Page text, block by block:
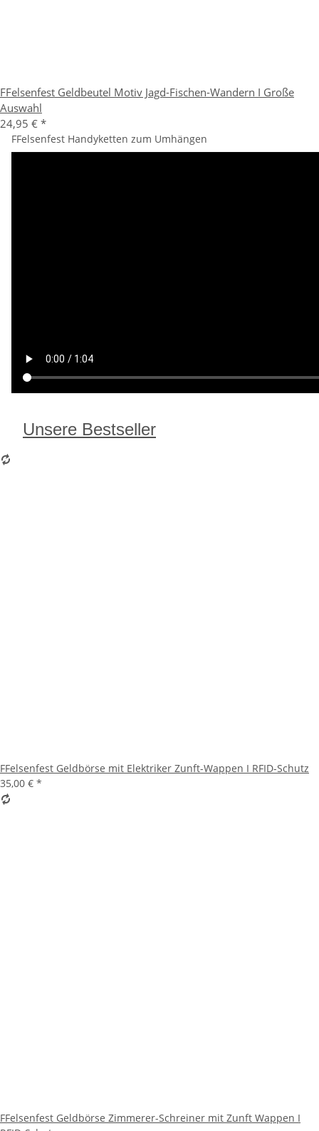
FFelsenfest Geldbeutel Motiv Jagd-Fischen-Wandern I Große
Auswahl
24,95 € *
FFelsenfest Handyketten zum Umhängen
Unsere Bestseller
FFelsenfest Geldbörse mit Elektriker Zunft-Wappen I RFID-Schutz
35,00 € *
FFelsenfest Geldbörse Zimmerer-Schreiner mit Zunft Wappen I